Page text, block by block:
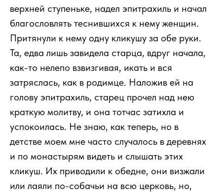
верхней ступеньке, надел эпитрахиль и начал
благословлять теснившихся к нему женщин.
Притянули к нему одну кликушу за обе руки.
Та, едва лишь завидела старца, вдруг начала,
как-то нелепо взвизгивая, икать и вся
затряслась, как в родимце. Наложив ей на
голову эпитрахиль, старец прочел над нею
краткую молитву, и она тотчас затихла и
успокоилась. Не знаю, как теперь, но в
детстве моем мне часто случалось в деревнях
и по монастырям видеть и слышать этих
кликуш. Их приводили к обедне, они визжали
или лаяли по-собачьи на всю церковь, но,